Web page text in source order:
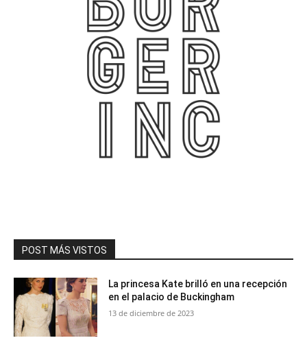
POST MÁS VISTOS
La princesa Kate brilló en una recepción
en el palacio de Buckingham
13 de diciembre de 2023